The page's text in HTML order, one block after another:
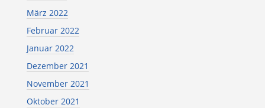
März 2022
Februar 2022
Januar 2022
Dezember 2021
November 2021
Oktober 2021